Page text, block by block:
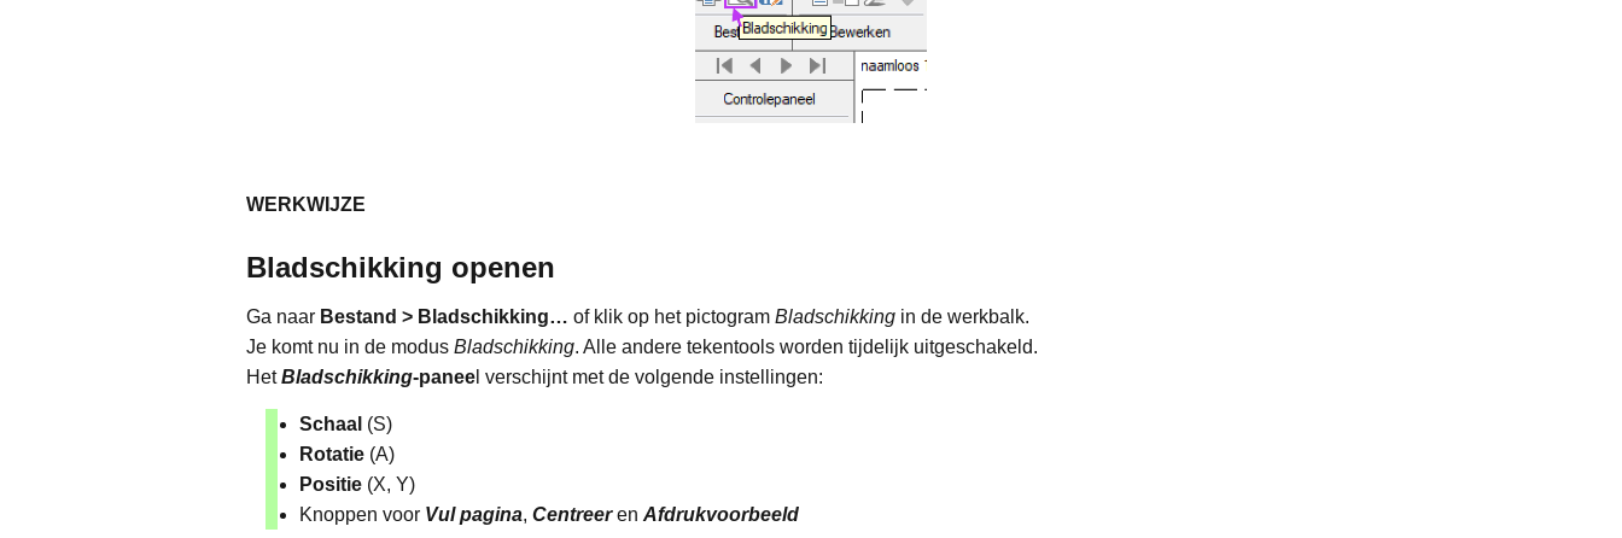
WERKWIJZE
Bladschikking openen
Ga naar Bestand > Bladschikking… of klik op het pictogram Bladschikking in de werkbalk.
Je komt nu in de modus Bladschikking. Alle andere tekentools worden tijdelijk uitgeschakeld.
HetBladschikking-panee l verschijnt met de volgende instellingen:
Schaal (S)
Rotatie (A)
Positie (X, Y)
Knoppen voor Vul pagina, Centreeren Afdrukvoorbeeld